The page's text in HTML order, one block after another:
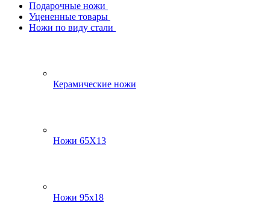
Подарочные ножи
Уцененные товары
Ножи по виду стали
Керамические ножи
Ножи 65Х13
Ножи 95х18